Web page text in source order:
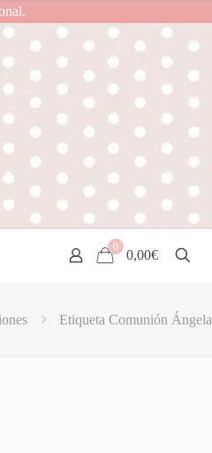
0
0,00€
Etiqueta Comunión Ángela